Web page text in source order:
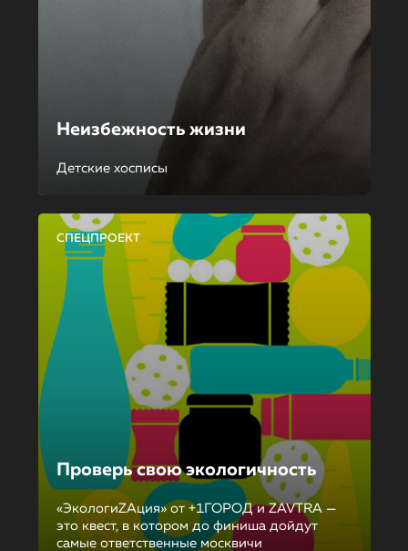
Неизбежность жизни
Детские хосписы
СПЕЦПРОЕКТ
Проверь свою экологичность
«ЭкологиZAция» от +1ГОРОД и ZAVTRA —
это квест, в котором до финиша дойдут
самые ответственные москвичи